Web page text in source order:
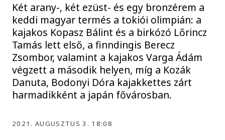
Két arany-, két ezüst- és egy bronzérem a
keddi magyar termés a tokiói olimpián: a
kajakos Kopasz Bálint és a birkózó Lőrincz
Tamás lett első, a finndingis Berecz
Zsombor, valamint a kajakos Varga Ádám
végzett a második helyen, míg a Kozák
Danuta, Bodonyi Dóra kajakkettes zárt
harmadikként a japán fővárosban.
2021. AUGUSZTUS 3. 18:08